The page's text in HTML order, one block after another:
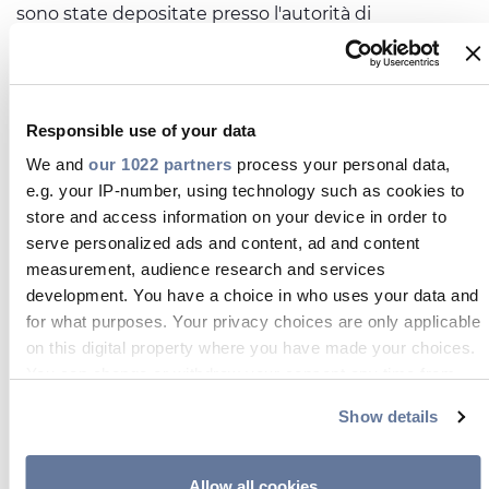
Responsible use of your data
We and our 1022 partners process your personal data,
e.g. your IP-number, using technology such as cookies to
store and access information on your device in order to
serve personalized ads and content, ad and content
measurement, audience research and services
development. You have a choice in who uses your data and
for what purposes. Your privacy choices are only applicable
on this digital property where you have made your choices.
If you allow, we would also like to:
Show details
sono state depositate presso l'autorità di
regolamentazione competente o comunque
pubblicate. La pubblicazione di tali informazioni sul
web non deve essere intesa nel senso che non
partire dalla data in cui l'informazione è stata
essere corrette anche per periodi successivi alla
data in cui tali informazioni siano state depositate o
comunque pubblicate.
Informazioni sui prodotti- Inoltre, chiunque
intenda acquistare prodotti non dovrebbe fare
affidamento sulle informazioni sui prodotti ma deve
accertarsi, ulteriormente, dell'effettiva natura dei
prodotti e della loro concreta idoneità all'uso a cui
saranno destinati. Prysmian può anche apportare
miglioramenti e / o modifiche ai prodotti descritti in